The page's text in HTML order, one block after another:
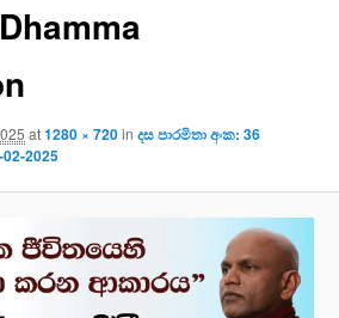
at1280 × 720inදස පාරමිතා අංක: 36
2025